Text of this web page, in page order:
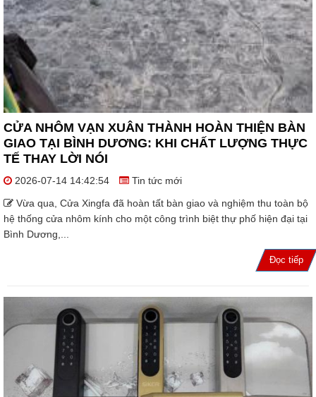
CỬA NHÔM VẠN XUÂN THÀNH HOÀN THIỆN BÀN
GIAO TẠI BÌNH DƯƠNG: KHI CHẤT LƯỢNG THỰC
TẾ THAY LỜI NÓI
2026-07-14 14:42:54
Tin tức mới
Vừa qua, Cửa Xingfa đã hoàn tất bàn giao và nghiệm thu toàn bộ
hệ thống cửa nhôm kính cho một công trình biệt thự phố hiện đại tại
Bình Dương,...
Đọc tiếp